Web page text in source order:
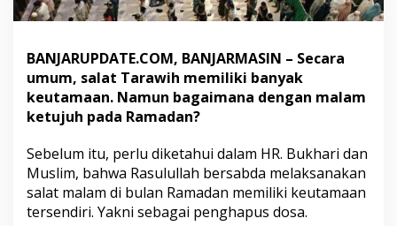
h
M
l
a
K
e
u
j
h
R
BANJARUPDATE.COM, BANJARMASIN – Secara
umum, salat Tarawih memiliki banyak
keutamaan. Namun bagaimana dengan malam
ketujuh pada Ramadan?
Sebelum itu, perlu diketahui dalam HR. Bukhari dan
Muslim, bahwa Rasulullah bersabda melaksanakan
salat malam di bulan Ramadan memiliki keutamaan
tersendiri. Yakni sebagai penghapus dosa.